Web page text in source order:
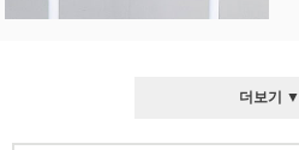
더보기 ▼